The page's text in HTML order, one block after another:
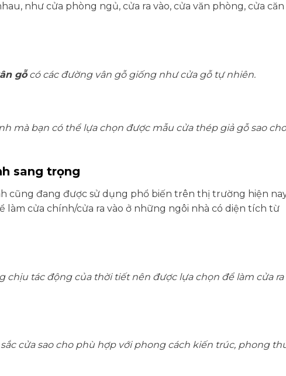
như cửa phòng ngủ, cửa ra vào, cửa văn phòng, cửa căn
gỗcó các đường vân gỗ giống như cửa gỗ tự nhiên.
mà bạn có thể lựa chọn được mẫu cửa thép giả gỗ sao cho
sang trọng
cũng đang được sử dụng phổ biến trên thị trường hiện
làm cửa chính/cửa ra vào ở những ngôi nhà có diện tích từ
chịu tác động của thời tiết nên được lựa chọn để làm cửa ra
cửa sao cho phù hợp với phong cách kiến trúc, phong